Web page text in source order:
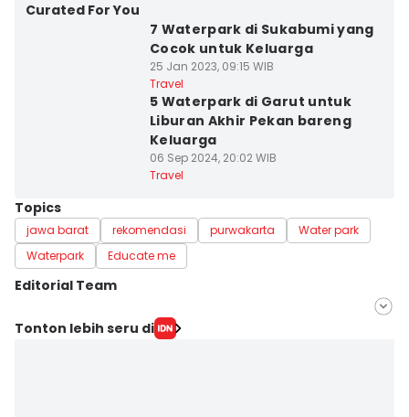
Curated For You
7 Waterpark di Sukabumi yang
Cocok untuk Keluarga
25 Jan 2023, 09:15 WIB
Travel
5 Waterpark di Garut untuk
Liburan Akhir Pekan bareng
Keluarga
06 Sep 2024, 20:02 WIB
Travel
Topics
jawa barat rekomendasi purwakarta
Water park
Waterpark
Educate me
Editorial Team
Editor
Tonton lebih seru di